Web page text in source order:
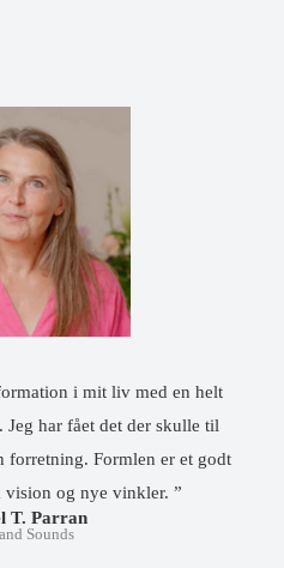
i mit liv med en helt
har fået det der skulle til
Formlen er et godt
og nye vinkler. ”
T. Parran
Sounds